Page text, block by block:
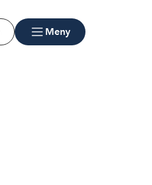
Meny